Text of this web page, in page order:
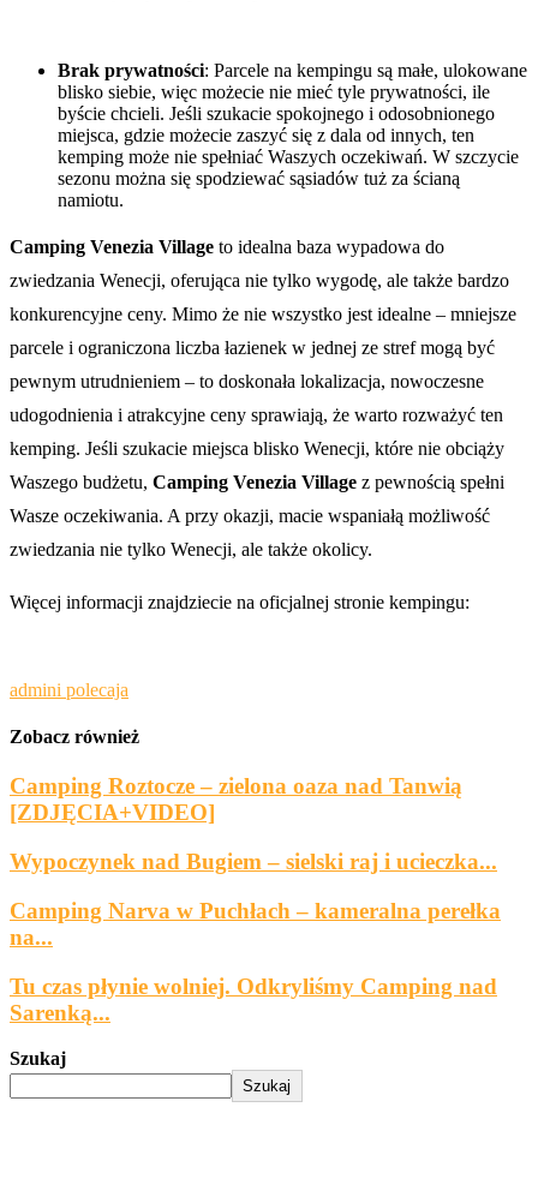
Brak prywatności: Parcele na kempingu są małe, ulokowane
blisko siebie, więc możecie nie mieć tyle prywatności, ile
byście chcieli. Jeśli szukacie spokojnego i odosobnionego
miejsca, gdzie możecie zaszyć się z dala od innych, ten
kemping może nie spełniać Waszych oczekiwań. W szczycie
sezonu można się spodziewać sąsiadów tuż za ścianą
namiotu.
Camping Venezia Village to idealna baza wypadowa do
zwiedzania Wenecji, oferująca nie tylko wygodę, ale także bardzo
konkurencyjne ceny. Mimo że nie wszystko jest idealne – mniejsze
parcele i ograniczona liczba łazienek w jednej ze stref mogą być
pewnym utrudnieniem – to doskonała lokalizacja, nowoczesne
udogodnienia i atrakcyjne ceny sprawiają, że warto rozważyć ten
kemping. Jeśli szukacie miejsca blisko Wenecji, które nie obciąży
Waszego budżetu, Camping Venezia Village z pewnością spełni
Wasze oczekiwania. A przy okazji, macie wspaniałą możliwość
zwiedzania nie tylko Wenecji, ale także okolicy.
Więcej informacji znajdziecie na oficjalnej stronie kempingu:
admini polecaja
Zobacz również
Camping Roztocze – zielona oaza nad Tanwią
[ZDJĘCIA+VIDEO]
Wypoczynek nad Bugiem – sielski raj i ucieczka...
Camping Narva w Puchłach – kameralna perełka
na...
Tu czas płynie wolniej. Odkryliśmy Camping nad
Sarenką...
Szukaj
Szukaj